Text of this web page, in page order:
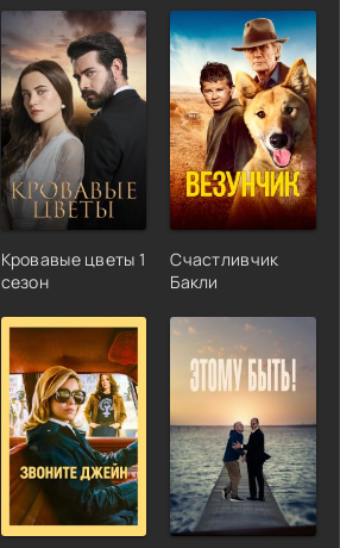
Кровавые цветы 1
сезон
Счастливчик
Бакли